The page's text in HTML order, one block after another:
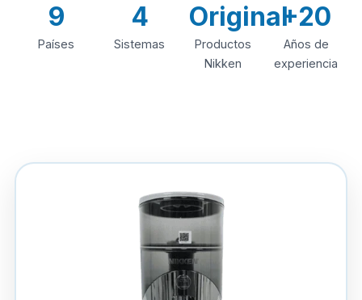
9
Países
4
Sistemas
Original
Productos
Nikken
+20
Años de
experiencia